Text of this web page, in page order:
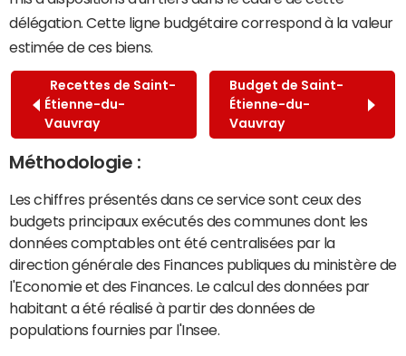
délégation. Cette ligne budgétaire correspond à la valeur
estimée de ces biens.
Recettes de Saint-
Étienne-du-
Vauvray
Budget de Saint-
Étienne-du-
Vauvray
Méthodologie :
Les chiffres présentés dans ce service sont ceux des
budgets principaux exécutés des communes dont les
données comptables ont été centralisées par la
direction générale des Finances publiques du ministère de
l'Economie et des Finances. Le calcul des données par
habitant a été réalisé à partir des données de
populations fournies par l'Insee.